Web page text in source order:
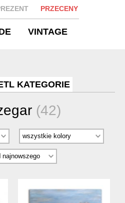
PRZECENY
VINTAGE
KATEGORIE
(42)